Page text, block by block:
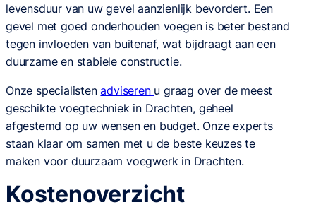
levensduur van uw gevel aanzienlijk bevordert. Een
gevel met goed onderhouden voegen is beter bestand
tegen invloeden van buitenaf, wat bijdraagt aan een
duurzame en stabiele constructie.
Onze specialistenadviseren u graag over de meest
geschikte voegtechniek in Drachten, geheel
afgestemd op uw wensen en budget. Onze experts
staan klaar om samen met u de beste keuzes te
maken voor duurzaam voegwerk in Drachten.
Kostenoverzicht